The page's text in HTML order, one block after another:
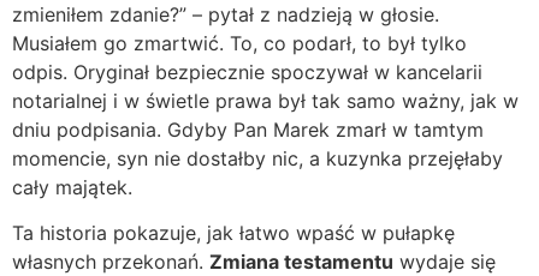
zmieniłem zdanie?” – pytał z nadzieją w głosie.
Musiałem go zmartwić. To, co podarł, to był tylko
odpis. Oryginał bezpiecznie spoczywał w kancelarii
notarialnej i w świetle prawa był tak samo ważny, jak w
dniu podpisania. Gdyby Pan Marek zmarł w tamtym
momencie, syn nie dostałby nic, a kuzynka przejęłaby
cały majątek.
Ta historia pokazuje, jak łatwo wpaść w pułapkę
własnych przekonań. Zmiana testamentu wydaje się